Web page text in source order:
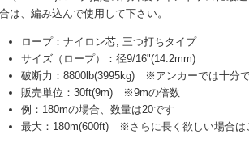
は、編み込んで使用して下さい。
ロープ：ナイロン芯, 三つ打ちタイプ
サイズ（ロープ）：径9/16"(14.2mm)
破断力：8800lb(3995kg) ※アンカーでは十分
販売単位：30ft(9m) ※9mの倍数
例：180mの場合、数量は20です
最大：180m(600ft) ※さらに長く欲しい場合は